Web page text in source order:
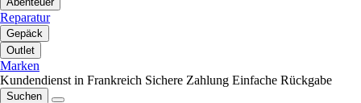
Reparatur
Gepäck
Outlet
Marken
Kundendienst in Frankreich Sichere Zahlung Einfache Rückgabe
Suchen